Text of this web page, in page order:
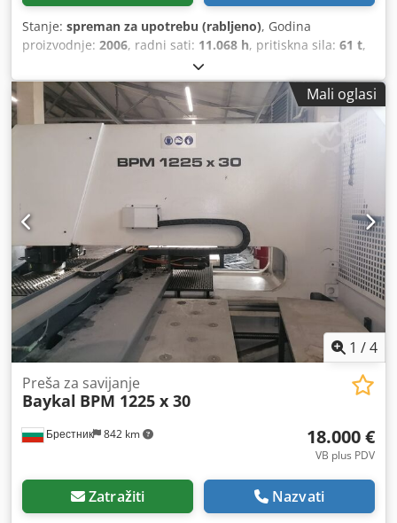
Stanje: spreman za upotrebu (rabljeno), Godina
proizvodnje: 2006, radni sati: 11.068 h, pritiskna sila: 61 t,
, ukupna visina:
ukupna masa:4.000 kg, duljina proizvoda (maks.):2.530
mm, broj osovina:4, Ova 4-osna Baykal APHS 2104x60
preša proizvedena je 2006. godine. Ima silu preše od 60 t i
duljinu savijanja od 2100 mm, što je čini pogodnom za
razne primjene savijanja. Stroj ima maksimalni hod od 215
mm i radi na radnom tlaku od 240 bara. Ako tražite
visokokvalitetne mogućnosti savijanja, razmislite o preši za
savijanje Baykal APHS 2104x60 koju imamo na prodaju.
Kontaktirajte nas za više informacija. • Napajanje: 400 V /
50 Hz / 3 faze • Snaga motora: 5,5 kW • Radni tlak: 240 bara
• Maksimalni hod: 215 mm • Težina gornjeg alata: 57 kg •
Težina donjeg alata: 88 kg • Radni sati: 11.068 sati
Dkedpfezc N T Dex Alijr Technical Specification Bending
Length 2100 mm
Mali oglasi
1 /4
Брестник 842 km
Preša za savijanje
Baykal BPM 1225 x 30
18.000 €
VB plus PDV
Zatražiti Nazvati